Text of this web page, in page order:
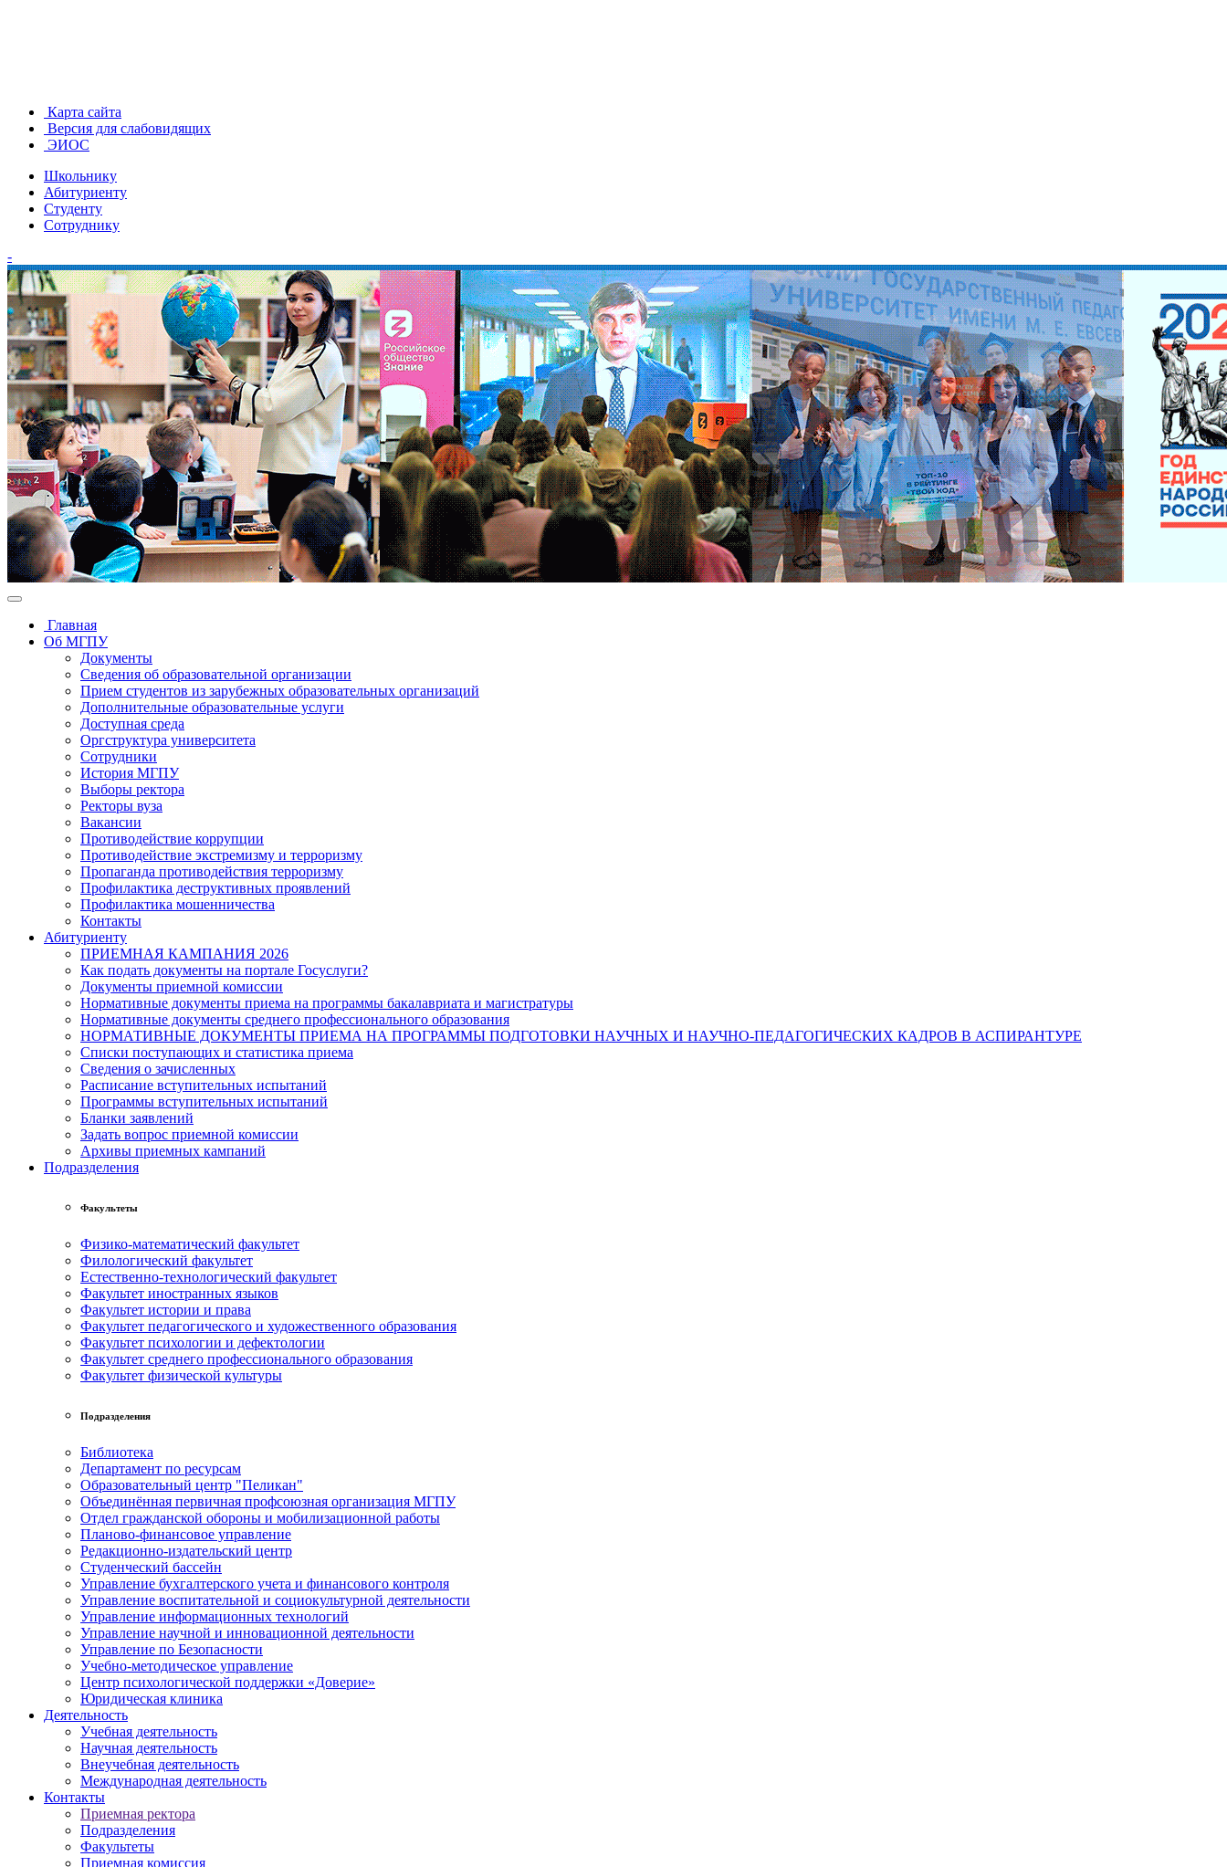
Карта сайта
Версия для слабовидящих
ЭИОС
Школьнику
Абитуриенту
Студенту
Сотруднику
-
Главная
Об МГПУ
Документы
Сведения об образовательной организации
Прием студентов из зарубежных образовательных организаций
Дополнительные образовательные услуги
Доступная среда
Оргструктура университета
Сотрудники
История МГПУ
Выборы ректора
Ректоры вуза
Вакансии
Противодействие коррупции
Противодействие экстремизму и терроризму
Пропаганда противодействия терроризму
Профилактика деструктивных проявлений
Профилактика мошенничества
Контакты
Абитуриенту
ПРИЕМНАЯ КАМПАНИЯ 2026
Как подать документы на портале Госуслуги?
Документы приемной комиссии
Нормативные документы приема на программы бакалавриата и магистратуры
Нормативные документы среднего профессионального образования
НОРМАТИВНЫЕ ДОКУМЕНТЫ ПРИЕМА НА ПРОГРАММЫ ПОДГОТОВКИ НАУЧНЫХ И НАУЧНО-ПЕДАГОГИЧЕСКИХ КАДРОВ В АСПИРАНТУРЕ
Списки поступающих и статистика приема
Сведения о зачисленных
Расписание вступительных испытаний
Программы вступительных испытаний
Бланки заявлений
Задать вопрос приемной комиссии
Архивы приемных кампаний
Подразделения
Факультеты
Физико-математический факультет
Филологический факультет
Естественно-технологический факультет
Факультет иностранных языков
Факультет истории и права
Факультет педагогического и художественного образования
Факультет психологии и дефектологии
Факультет среднего профессионального образования
Факультет физической культуры
Подразделения
Библиотека
Департамент по ресурсам
Образовательный центр "Пеликан"
Объединённая первичная профсоюзная организация МГПУ
Отдел гражданской обороны и мобилизационной работы
Планово-финансовое управление
Редакционно-издательский центр
Студенческий бассейн
Управление бухгалтерского учета и финансового контроля
Управление воспитательной и социокультурной деятельности
Управление информационных технологий
Управление научной и инновационной деятельности
Управление по Безопасности
Учебно-методическое управление
Центр психологической поддержки «Доверие»
Юридическая клиника
Деятельность
Учебная деятельность
Научная деятельность
Внеучебная деятельность
Международная деятельность
Контакты
Приемная ректора
Подразделения
Факультеты
Приемная комиссия